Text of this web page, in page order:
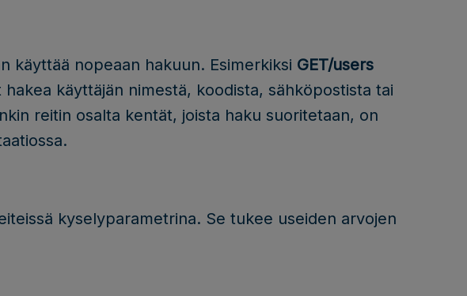
käyttää nopeaan hakuun. Esimerkiksi GET/users
käyttäjän nimestä, koodista, sähköpostista tai
reitin osalta kentät, joista haku suoritetaan, on
kyselyparametrina. Se tukee useiden arvojen